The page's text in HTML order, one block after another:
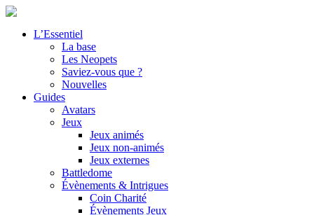
L’Essentiel
La base
Les Neopets
Saviez-vous que ?
Nouvelles
Guides
Avatars
Jeux
Jeux animés
Jeux non-animés
Jeux externes
Battledome
Évènements & Intrigues
Coin Charité
Évènements Jeux